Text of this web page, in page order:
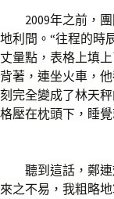
2009年之前，團
地利間。“往程的時
丈量點，表格上填
背著，連坐火車，
刻完全變成了林天
格壓在枕頭下，睡
聽到這話，鄭連
來之不易，我粗略